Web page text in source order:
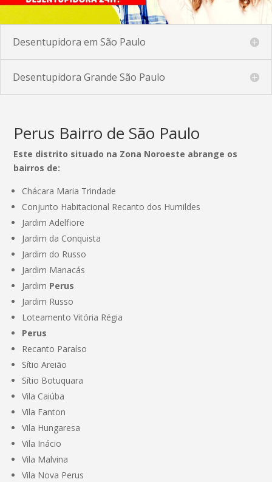
Desentupidora em São Paulo
Desentupidora Grande São Paulo
Perus Bairro de São Paulo
Este distrito situado na Zona Noroeste abrange os
bairros de:
Chácara Maria Trindade
Conjunto Habitacional Recanto dos Humildes
Jardim Adelfiore
Jardim da Conquista
Jardim do Russo
Jardim Manacás
Jardim Perus
Jardim Russo
Loteamento Vitória Régia
Perus
Recanto Paraíso
Sítio Areião
Sítio Botuquara
Vila Caiúba
Vila Fanton
Vila Hungaresa
Vila Inácio
Vila Malvina
Vila Nova Perus